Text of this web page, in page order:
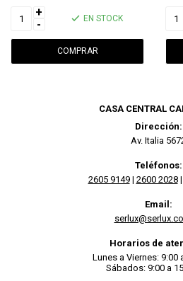
+
-
EN STOCK
CASA CENTRAL
Dirección:
Av. Italia
Teléfonos:
2605 9149| 2600 2028|
Email:
Horarios de
Lunes a Viernes: 9:00
Sábados: 9:00 a